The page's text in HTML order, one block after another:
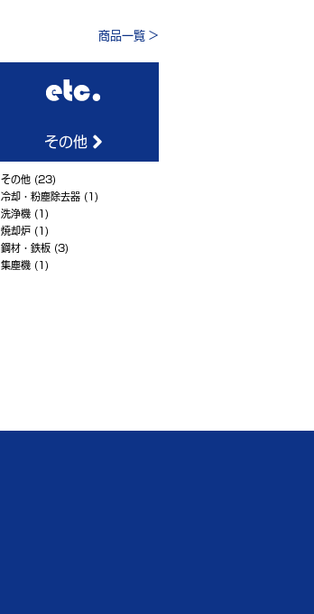
商品一覧 >
その他
その他 (23)
冷却・粉塵除去器 (1)
洗浄機 (1)
焼却炉 (1)
鋼材・鉄板 (3)
集塵機 (1)